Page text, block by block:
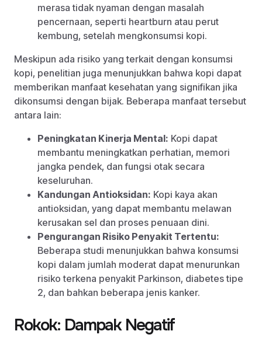
merasa tidak nyaman dengan masalah
pencernaan, seperti heartburn atau perut
kembung, setelah mengkonsumsi kopi.
Meskipun ada risiko yang terkait dengan konsumsi
kopi, penelitian juga menunjukkan bahwa kopi dapat
memberikan manfaat kesehatan yang signifikan jika
dikonsumsi dengan bijak. Beberapa manfaat tersebut
antara lain:
Peningkatan Kinerja Mental: Kopi dapat
membantu meningkatkan perhatian, memori
jangka pendek, dan fungsi otak secara
keseluruhan.
Kandungan Antioksidan: Kopi kaya akan
antioksidan, yang dapat membantu melawan
kerusakan sel dan proses penuaan dini.
Pengurangan Risiko Penyakit Tertentu:
Beberapa studi menunjukkan bahwa konsumsi
kopi dalam jumlah moderat dapat menurunkan
risiko terkena penyakit Parkinson, diabetes tipe
2, dan bahkan beberapa jenis kanker.
Rokok: Dampak Negatif